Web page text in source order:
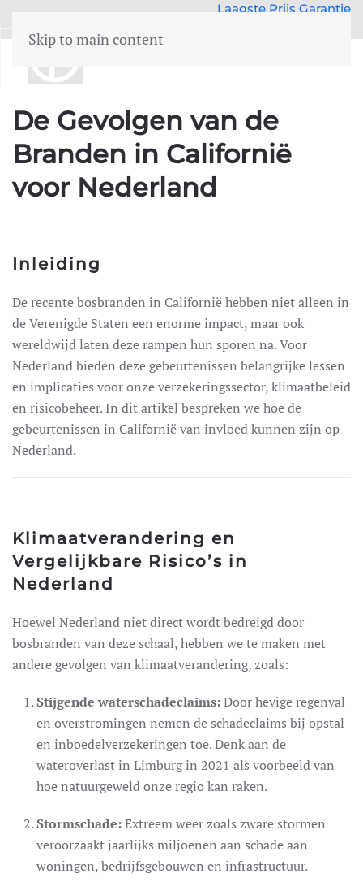
Skip to main content
Gezin
Opstalverzekering
Inboedelverzekering
Auto-verzekeringen
Oldtimer-verzekeringen
Scooter
Motor
Caravan
Vrachtwagen
Aanhangwagen
Quad/ trike/ mp3
Scootmobiel/ segway
Reisverzekering
Pleziervaartuig
Golfverzekering
Laagste Prijs Garantie
De Gevolgen van de
Branden in Californië
voor Nederland
Inleiding
De recente bosbranden in Californië hebben niet alleen in
de Verenigde Staten een enorme impact, maar ook
wereldwijd laten deze rampen hun sporen na. Voor
Nederland bieden deze gebeurtenissen belangrijke lessen
en implicaties voor onze verzekeringssector, klimaatbeleid
en risicobeheer. In dit artikel bespreken we hoe de
gebeurtenissen in Californië van invloed kunnen zijn op
Nederland.
Klimaatverandering en
Vergelijkbare Risico’s in
Nederland
Hoewel Nederland niet direct wordt bedreigd door
bosbranden van deze schaal, hebben we te maken met
andere gevolgen van klimaatverandering, zoals:
Stijgende waterschadeclaims:Door hevige regenval
en overstromingen nemen de schadeclaims bij opstal-
en inboedelverzekeringen toe. Denk aan de
wateroverlast in Limburg in 2021 als voorbeeld van
hoe natuurgeweld onze regio kan raken.
Stormschade:Extreem weer zoals zware stormen
veroorzaakt jaarlijks miljoenen aan schade aan
woningen, bedrijfsgebouwen en infrastructuur.